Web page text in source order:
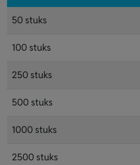
50 stuks
100 stuks
250 stuks
500 stuks
1000 stuks
2500 stuks